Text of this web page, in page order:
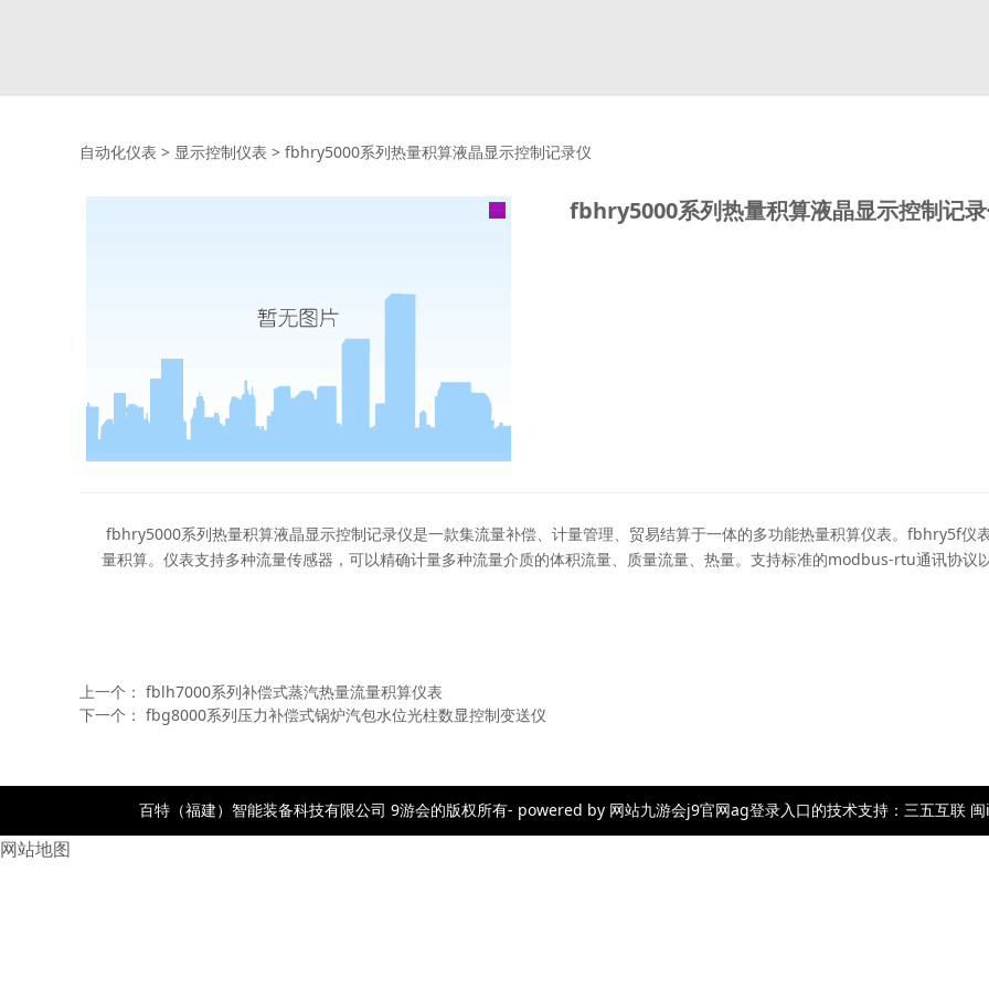
自动化仪表 > 显示控制仪表 > fbhry5000系列热量积算液晶显示控制记录仪
fbhry5000系列热量积算液晶显示控制记
fbhry5000系列热量积算液晶显示控制记录仪是一款集流量补偿、计量管理、贸易结算于一体的多功能热量积算仪表。fbhry5f
量积算。仪表支持多种流量传感器，可以精确计量多种流量介质的体积流量、质量流量、热量。支持标准的modbus-rtu通讯协议
上一个： fblh7000系列补偿式蒸汽热量流量积算仪表
下一个： fbg8000系列压力补偿式锅炉汽包水位光柱数显控制变送仪
百特（福建）智能装备科技有限公司 9游会的版权所有- powered by 网站九游会j9官网ag登录入口的技术支持：三五互联
网站地图